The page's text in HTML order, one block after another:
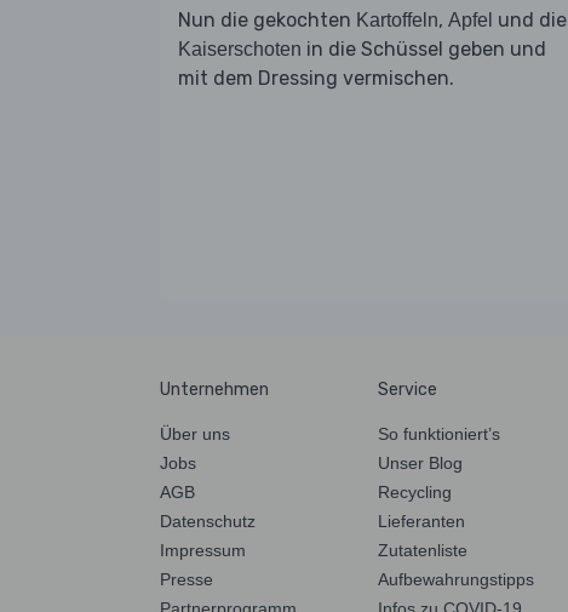
Nun die gekochten Kartoffeln, Apfel und die
Kaiserschoten in die Schüssel geben und
mit dem Dressing vermischen.
Unternehmen
Über uns
Jobs
AGB
Datenschutz
Impressum
Presse
Service
So funktioniert’s
Unser Blog
Recycling
Lieferanten
Zutatenliste
Aufbewahrungstipps